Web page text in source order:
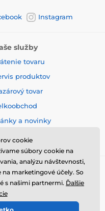
Instagram
služby
tovaru
produktov
tovar
a novinky
cookie
súbory cookie na
analýzu návštevnosti,
marketingové účely. So
s našimi partnermi. Ďalšie